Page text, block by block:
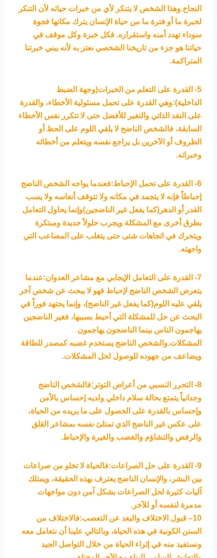
النجاح.وهذا الشخص لا يتنكر لأي من خبرات حياته لأن التنكر
لخبرة ما أو فترة ما من حياة الإنسان يترك مكانها فجوة
سوداء تهدد أمنه واستقراره. فكل خبرة وكل موقف في
حياتنا هو جزء من تاريخنا الشخصي نعتز به لأنه يبني خبرتنا
المتراكمة.
5- القدرة على التعلم من الخبرات(وجهة الضبط
الداخلية):وهي القدرة على تحمل مسئولية الأخطاء، والقدرة
على النقد الذاتي والتغير للأفضل حتى لا تتكرر نفس الأخطاء
السابقة، فالشخص الناضج لا يلقي اللوم على الحظ أو
الظروف أو الآخرين بل يراجع نفسه ويتعلم من أخطائه
وخبراته.
6- القدرة على تحمل الإحباط:فعندما يواجه الشخص الناضج
إحباطاً فإنه لا يتجمد في مكانه ولا تتوقف أنفاسه ولا يسب
القدر أو الدهر(كما يفعل غير الناضجين)وإنما يحاول التعامل
بطرق أخرى مع المشكلة ويجرب حلولاً جديدة ومبتكرة
ويتحرك في اتجاهات شتى حتى يتغلب على المصاعب التي
واجهته.
7- القدرة على التعامل الإيجابي مع مشاعر العدوان:عندما
يتعرض الشخص الناضج لإحباط فهو لا يبحث عن شخص آخر
يلقي عليه اللوم(كما يفعل غير الناضج)، وإنما يجتهد فوراً في
البحث عن حل للمشكلة التي أحبط بسببها، فغير الناضجين
يهاجمون الناس بينما الناضجون يهاجمون
المشكلات.والشخص الناضج يستخدم غضبه كمصدر للطاقة
ويضاعف من جهوده للوصول لحل المشكلات.
8- التحرر النسبي من أعراض التوتر:فالشخص الناضج
وجدانياً يتمتع بحالة سلام داخلي ولديه إحساس بالأمن
وإحساس بالقدرة على الحصول على ما يريده من الحياة،
على عكس غير الناضج الذي تمتلئ نفسه بمشاعر القلق
والرفض والتشاؤم والغضب والغيرة والإحباط.
9- القدرة على حل الصراعات:فالحياة لا تخلو من صراعات
بين البشر، والإنسان الناضج يعترف بهذه الحقيقة، ويمتلك
آليات كثيرة لحل الصراعات بشكل آمن دون مواجهات
مدمرة لنفسه أو للآخر.
10– قبول الاختلاف والبعد عن التعصب:فالاختلاف من
السنن الكونية في هذه الحياة، وبالتالي علينا أن نتعامل معه
ونستفيد منه في إثراء الحياة من خلال التواصل الجيد